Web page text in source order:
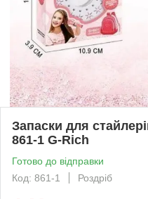
Запаски для
861-1 G-Rich
Готово до відправки
Код: 861-1
Роздріб